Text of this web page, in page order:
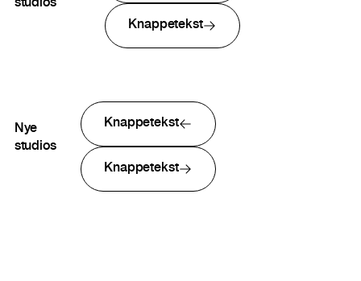
studios
Knappetekst
Nye
studios
Knappetekst
Knappetekst